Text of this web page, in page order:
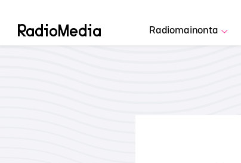
Radiomainonta